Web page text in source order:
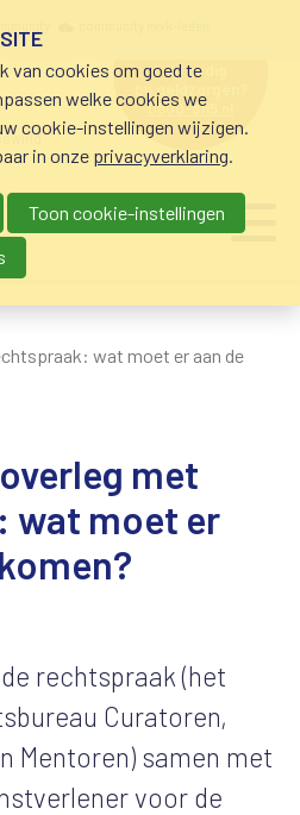
hulp nodig
bij geldzorgen?
0800-8115.nl
wat moet er aan de
met
wat moet er
rechtspraak (het
Curatoren,
Mentoren) samen met
voor de
van cookies om goed te
welke cookies we
cookie-instellingen wijzigen.
in onze privacyverklaring.
Toon cookie-instellingen